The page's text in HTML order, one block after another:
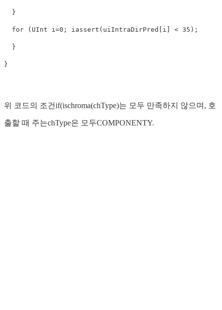
  }
for (UInt i=0 ; iassert(uiIntraDirPred[i] < 35 );
  }
}
위 코드의 조건if(ischroma(chType)는 모두 만족하지 않으며, 호
출할 때 주는chType은 모두COMPONENTY.